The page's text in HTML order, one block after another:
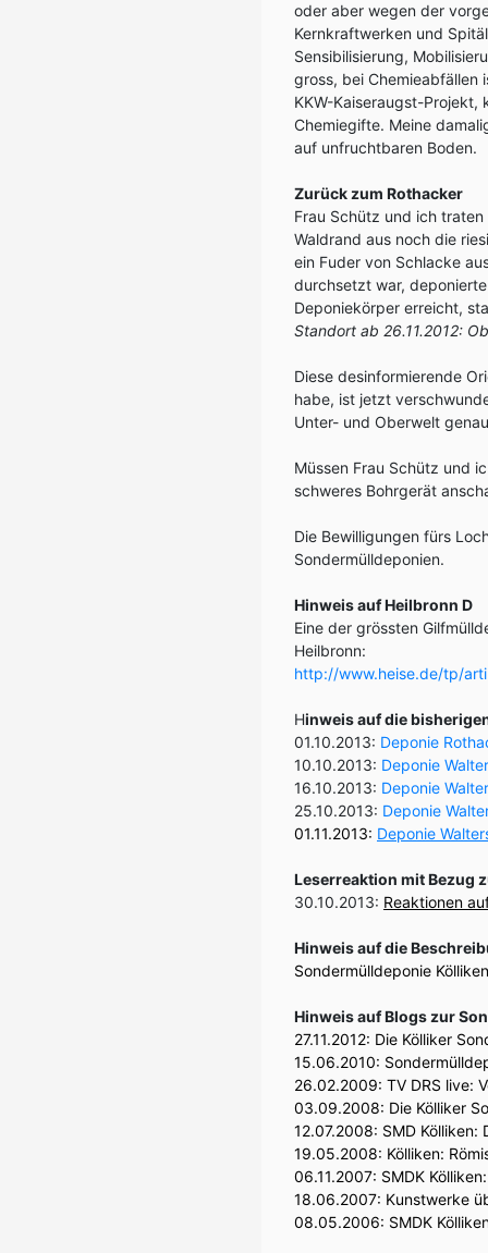
oder aber wegen der
Kernkraftwerken und
Sensibilisierung,
gross, bei Chemieabfällen
KKW-Kaiseraugst-Projekt,
Chemiegifte. Meine
auf unfruchtbaren Boden.
Zurück zum Rothacker
Frau Schütz und ich
Waldrand aus noch die
ein Fuder von Schlacke
durchsetzt war,
Deponiekörper erreicht,
Standort ab 26.11.2012:
Diese desinformierende
habe, ist jetzt
Unter- und Oberwelt
Müssen Frau Schütz und
schweres Bohrgerät
Die Bewilligungen fürs
Sondermülldeponien.
Hinweis auf Heilbronn D
Eine der grössten
Heilbronn:
http://www.heise.de/tp/
Hinweis auf die
01.10.2013: Deponie
10.10.2013: Deponie
16.10.2013: Deponie
25.10.2013: Deponie
01.11.2013: Deponie
Leserreaktion mit Bezug
30.10.2013: Reaktionen
Hinweis auf die
Sondermülldeponie
Hinweis auf Blogs zur
27.11.2012: Die Kölliker
15.06.2010:
26.02.2009: TV DRS live:
03.09.2008: Die Kölliker
12.07.2008: SMD Kölliken:
19.05.2008: Kölliken:
06.11.2007: SMDK
18.06.2007: Kunstwerke
08.05.2006: SMDK